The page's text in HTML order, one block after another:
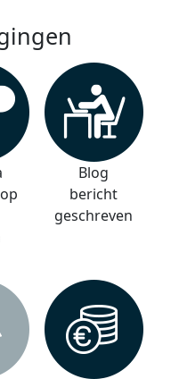
Blog
bericht
geschreven